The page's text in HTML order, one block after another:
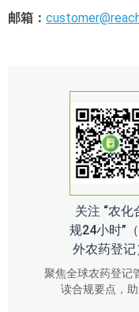
邮箱：
关注 “农化
规24小时”
外农药登记
聚焦全球农药登记
读合规要点，